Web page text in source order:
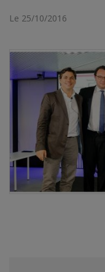
Le 25/10/2016